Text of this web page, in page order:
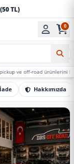
ve tuning
0
ürünlerini DRS
Hakkımızda